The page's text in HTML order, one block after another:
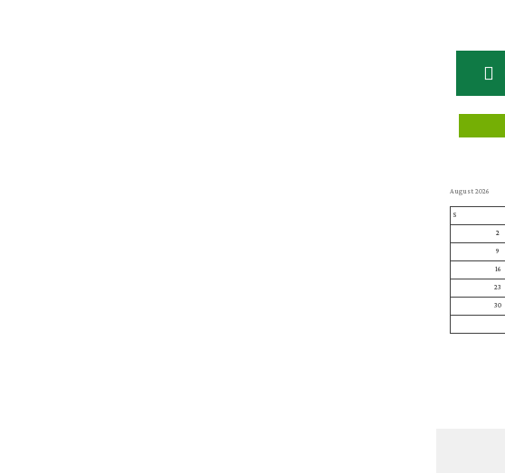
August 2026
S
2
9
16
23
30